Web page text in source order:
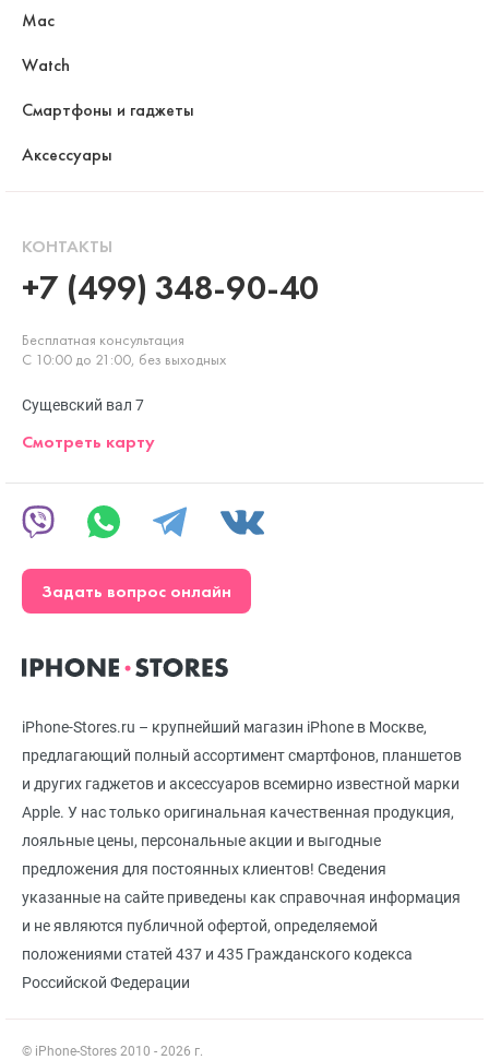
iPhone-Stores.ru – крупнейший магазин iPhone в Москве,
предлагающий полный ассортимент смартфонов, планшетов
и других гаджетов и аксессуаров всемирно известной марки
Apple. У нас только оригинальная качественная продукция,
лояльные цены, персональные акции и выгодные
предложения для постоянных клиентов! Сведения
указанные на сайте приведены как справочная информация
и не являются публичной офертой, определяемой
положениями статей 437 и 435 Гражданского кодекса
Российской Федерации
© iPhone-Stores 2010 - 2026 г.
Mac
Watch
Смартфоны и гаджеты
Аксессуары
КОНТАКТЫ
+7 (499) 348-90-40
Бесплатная консультация
С 10:00 до 21:00, без выходных
Сущевский вал 7
Смотреть карту
Задать вопрос онлайн